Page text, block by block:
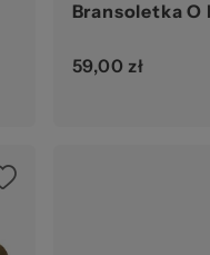
Bransoletka O
59,00 zł